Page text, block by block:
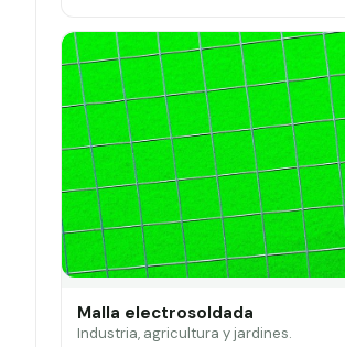
Malla electrosoldada
Industria, agricultura y jardines.